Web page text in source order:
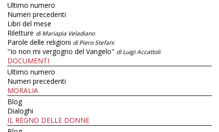
Ultimo numero
Numeri precedenti
Libri del mese
Riletture di Mariapia Veladiano
Parole delle religioni di Piero Stefani
"Io non mi vergogno del Vangelo" di Luigi Accattoli
DOCUMENTI
Ultimo numero
Numeri precedenti
MORALIA
Blog
Dialoghi
IL REGNO DELLE DONNE